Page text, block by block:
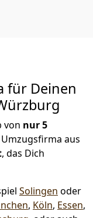
für Deinen
von nur 5
aus
, das Dich
Solingen oder
, Köln, Essen,